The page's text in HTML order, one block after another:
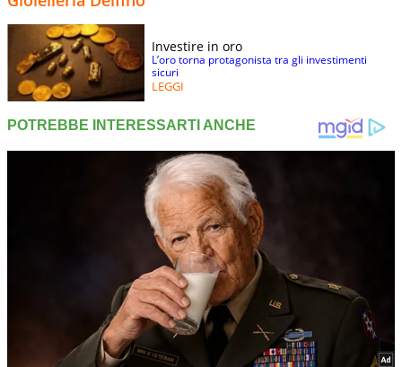
Investire in oro
L’oro torna protagonista tra gli investimenti
sicuri
LEGGI